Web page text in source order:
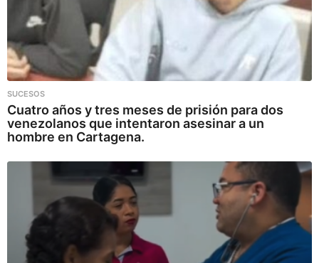
SUCESOS
Cuatro años y tres meses de prisión para dos
venezolanos que intentaron asesinar a un
hombre en Cartagena.